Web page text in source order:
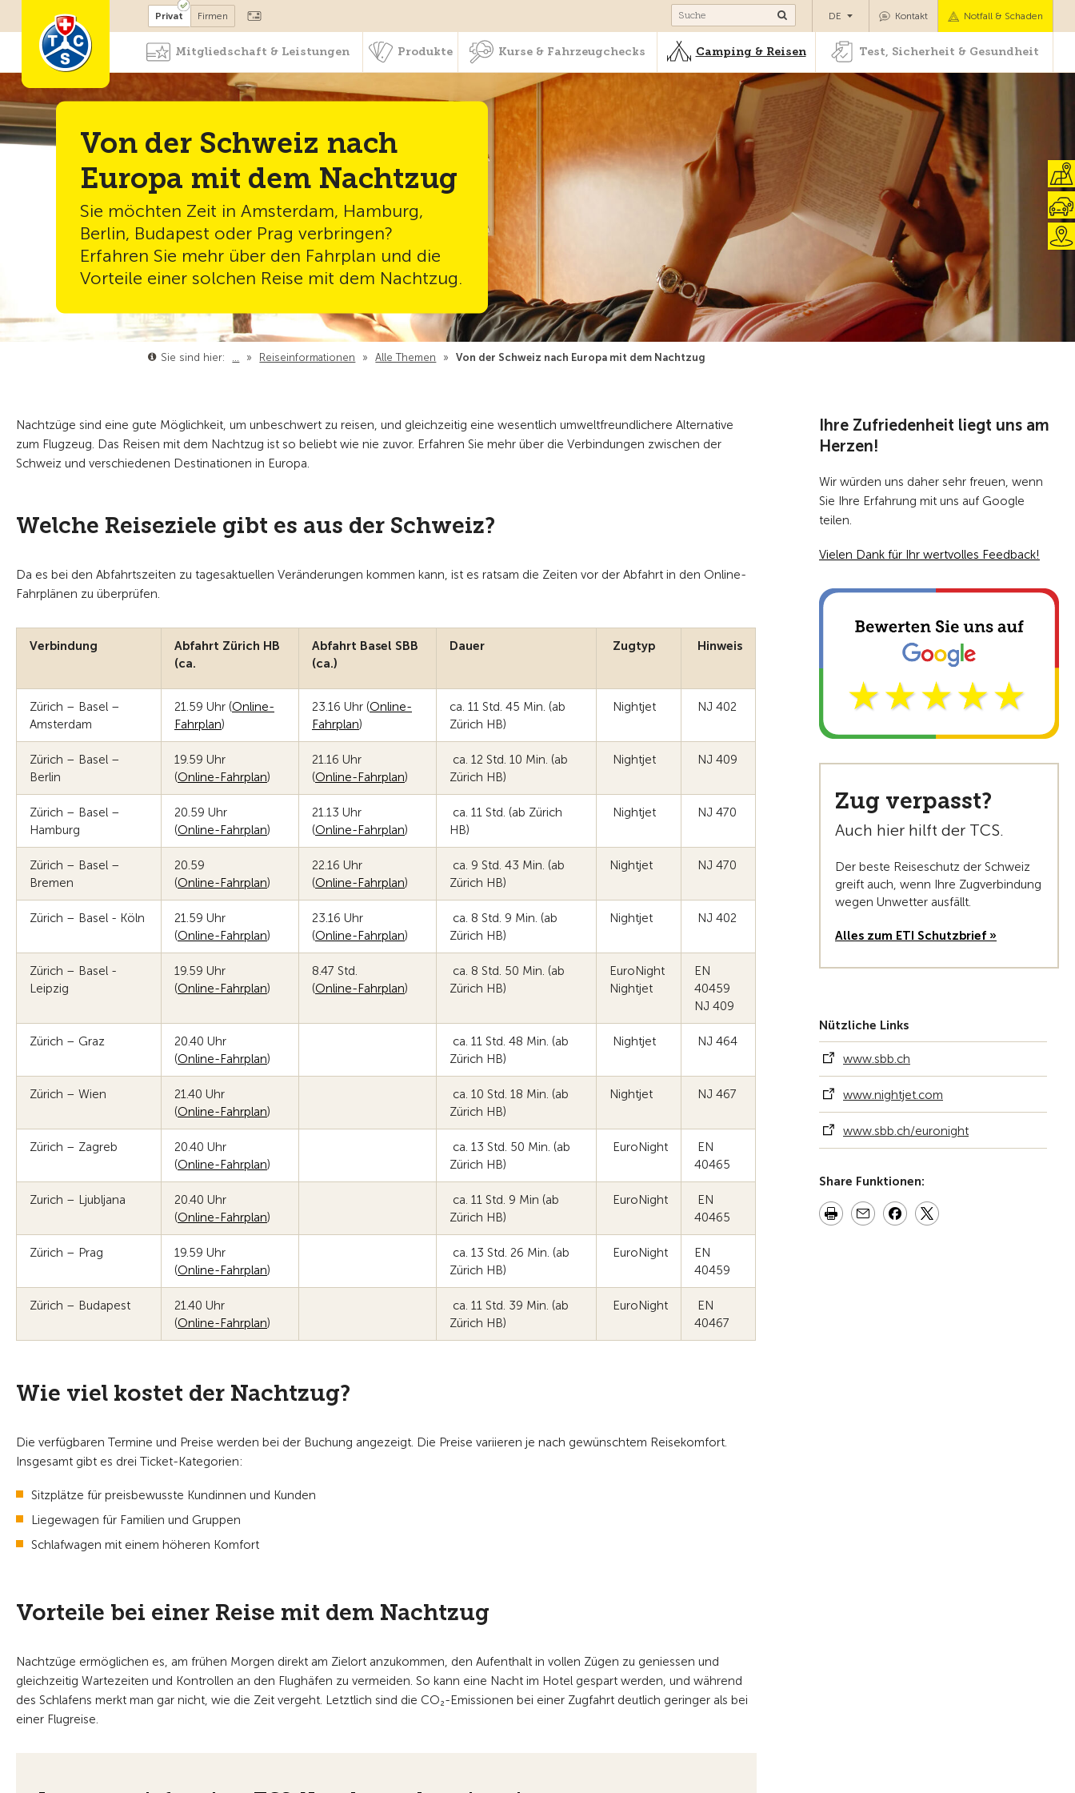
Mitglied werden Kurse & Fahrzeugchecks Camping & Reisen Test, Sicherheit & Gesundheit
Privat Firmen Kontakt Notfall & Schaden
DE
Mitgliedschaft & Leistungen Produkte Kurse & Fahrzeugchecks Camping & Reisen Test, Sicherheit & Gesundheit
Von der Schweiz nach
Europa mit dem Nachtzug
Sie möchten Zeit in Amsterdam, Hamburg,
Berlin, Budapest oder Prag verbringen?
Erfahren Sie mehr über den Fahrplan und die
Vorteile einer solchen Reise mit dem Nachtzug.
Sie sind hier: … » Reiseinformationen » Alle Themen » Von der Schweiz nach Europa mit dem Nachtzug
Nachtzüge sind eine gute Möglichkeit, um unbeschwert zu reisen, und gleichzeitig eine wesentlich umweltfreundlichere Alternative
zum Flugzeug. Das Reisen mit dem Nachtzug ist so beliebt wie nie zuvor. Erfahren Sie mehr über die Verbindungen zwischen der
Schweiz und verschiedenen Destinationen in Europa.
Welche Reiseziele gibt es aus der Schweiz?
Da es bei den Abfahrtszeiten zu tagesaktuellen Veränderungen kommen kann, ist es ratsam die Zeiten vor der Abfahrt in den Online-
Fahrplänen zu überprüfen.
Verbindung
Abfahrt Zürich HB
(ca.
Abfahrt Basel SBB
(ca.)
Dauer Zugtyp Hinweis
Zürich – Basel –
Amsterdam
21.59 Uhr (Online-
Fahrplan)
23.16 Uhr (Online-
Fahrplan)
ca. 11 Std. 45 Min. (ab
Zürich HB)
Nightjet NJ 402
Zürich – Basel –
Berlin
19.59 Uhr
(Online-Fahrplan)
21.16 Uhr
(Online-Fahrplan)
ca. 12 Std. 10 Min. (ab
Zürich HB)
Nightjet NJ 409
Zürich – Basel –
Hamburg
20.59 Uhr
(Online-Fahrplan)
21.13 Uhr
(Online-Fahrplan)
ca. 11 Std. (ab Zürich
HB)
Nightjet NJ 470
Zürich – Basel –
Bremen
20.59
(Online-Fahrplan)
22.16 Uhr
(Online-Fahrplan)
ca. 9 Std. 43 Min. (ab
Zürich HB)
Nightjet NJ 470
Zürich – Basel - Köln
21.59 Uhr
(Online-Fahrplan)
23.16 Uhr
(Online-Fahrplan)
ca. 8 Std. 9 Min. (ab
Zürich HB)
Nightjet NJ 402
Zürich – Basel -
Leipzig
19.59 Uhr
(Online-Fahrplan)
8.47 Std.
(Online-Fahrplan)
ca. 8 Std. 50 Min. (ab
Zürich HB)
EuroNight
Nightjet
EN
40459
NJ 409
Zürich – Graz
20.40 Uhr
(Online-Fahrplan)
ca. 11 Std. 48 Min. (ab
Zürich HB)
Nightjet NJ 464
Zürich – Wien
21.40 Uhr
(Online-Fahrplan)
ca. 10 Std. 18 Min. (ab
Zürich HB)
Nightjet NJ 467
Zürich – Zagreb
20.40 Uhr
(Online-Fahrplan)
ca. 13 Std. 50 Min. (ab
Zürich HB)
EuroNight
EN
40465
Zurich – Ljubljana
20.40 Uhr
(Online-Fahrplan)
ca. 11 Std. 9 Min (ab
Zürich HB)
EuroNight
EN
40465
Zürich – Prag
19.59 Uhr
(Online-Fahrplan)
ca. 13 Std. 26 Min. (ab
Zürich HB)
EuroNight
EN
40459
Zürich – Budapest
21.40 Uhr
(Online-Fahrplan)
ca. 11 Std. 39 Min. (ab
Zürich HB)
EuroNight
EN
40467
Wie viel kostet der Nachtzug?
Die verfügbaren Termine und Preise werden bei der Buchung angezeigt. Die Preise variieren je nach gewünschtem Reisekomfort.
Insgesamt gibt es drei Ticket-Kategorien:
Sitzplätze für preisbewusste Kundinnen und Kunden
Liegewagen für Familien und Gruppen
Schlafwagen mit einem höheren Komfort
Vorteile bei einer Reise mit dem Nachtzug
Nachtzüge ermöglichen es, am frühen Morgen direkt am Zielort anzukommen, den Aufenthalt in vollen Zügen zu geniessen und
gleichzeitig Wartezeiten und Kontrollen an den Flughäfen zu vermeiden. So kann eine Nacht im Hotel gespart werden, und während
des Schlafens merkt man gar nicht, wie die Zeit vergeht. Letztlich sind die CO₂-Emissionen bei einer Zugfahrt deutlich geringer als bei
einer Flugreise.
Ihre Zufriedenheit liegt uns am
Herzen!
Wir würden uns daher sehr freuen, wenn
Sie Ihre Erfahrung mit uns auf Google
teilen.
Vielen Dank für Ihr wertvolles Feedback!
Zug verpasst?
Auch hier hilft der TCS.
Der beste Reiseschutz der Schweiz
greift auch, wenn Ihre Zugverbindung
wegen Unwetter ausfällt.
Alles zum ETI Schutzbrief »
Nützliche Links
www.sbb.ch
www.nightjet.com
www.sbb.ch/euronight
Share Funktionen: